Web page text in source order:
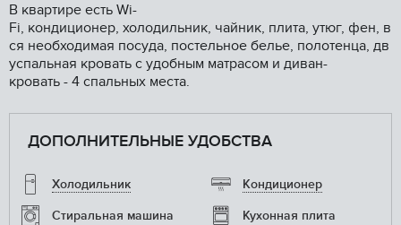
В квартире есть Wi-
Fi, кондиционер, холодильник, чайник, плита, утюг, фен, в
ся необходимая посуда, постельное белье, полотенца, дв
успальная кровать с удобным матрасом и диван-
кровать - 4 спальных места.
ДОПОЛНИТЕЛЬНЫЕ УДОБСТВА
Холодильник Кондиционер
Стиральная машина Кухонная плита